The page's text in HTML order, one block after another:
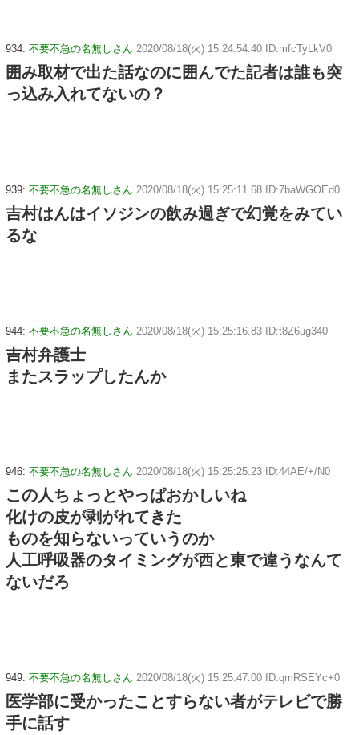
934: 不要不急の名無しさん 2020/08/18(火) 15:24:54.40 ID:mfcTyLkV0
囲み取材で出た話なのに囲んでた記者は誰も突
っ込み入れてないの？
939: 不要不急の名無しさん 2020/08/18(火) 15:25:11.68 ID:7baWGOEd0
吉村はんはイソジンの飲み過ぎで幻覚をみてい
るな
944: 不要不急の名無しさん 2020/08/18(火) 15:25:16.83 ID:t8Z6ug340
吉村弁護士
またスラップしたんか
946: 不要不急の名無しさん 2020/08/18(火) 15:25:25.23 ID:44AE/+/N0
この人ちょっとやっぱおかしいね
化けの皮が剥がれてきた
ものを知らないっていうのか
人工呼吸器のタイミングが西と東で違うなんて
ないだろ
949: 不要不急の名無しさん 2020/08/18(火) 15:25:47.00 ID:qmRSEYc+0
医学部に受かったことすらない者がテレビで勝
手に話す